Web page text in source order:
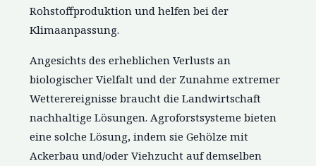
Rohstoffproduktion und helfen bei der
Klimaanpassung.
Angesichts des erheblichen Verlusts an
biologischer Vielfalt und der Zunahme extremer
Wetterereignisse braucht die Landwirtschaft
nachhaltige Lösungen. Agroforstsysteme bieten
eine solche Lösung, indem sie Gehölze mit
Ackerbau und/oder Viehzucht auf demselben